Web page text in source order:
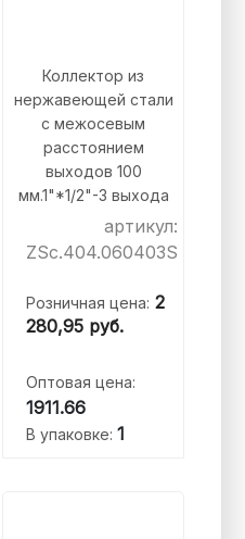
Коллектор из
нержавеющей стали
с межосевым
расстоянием
выходов 100
мм.1"*1/2"-3 выхода
артикул:
ZSc.404.060403S
Розничная цена: 2
280,95 руб.
Оптовая цена:
1911.66
В упаковке: 1